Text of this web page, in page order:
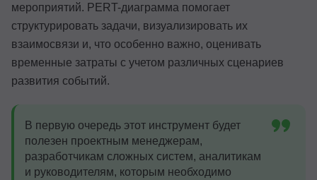
мероприятий. PERT-диаграмма помогает
структурировать задачи, визуализировать их
взаимосвязи и, что особенно важно, оценивать
временные затраты с учетом различных сценариев
развития событий.
В первую очередь этот инструмент будет
полезен проектным менеджерам,
разработчикам сложных систем, аналитикам
и руководителям, которым необходимо